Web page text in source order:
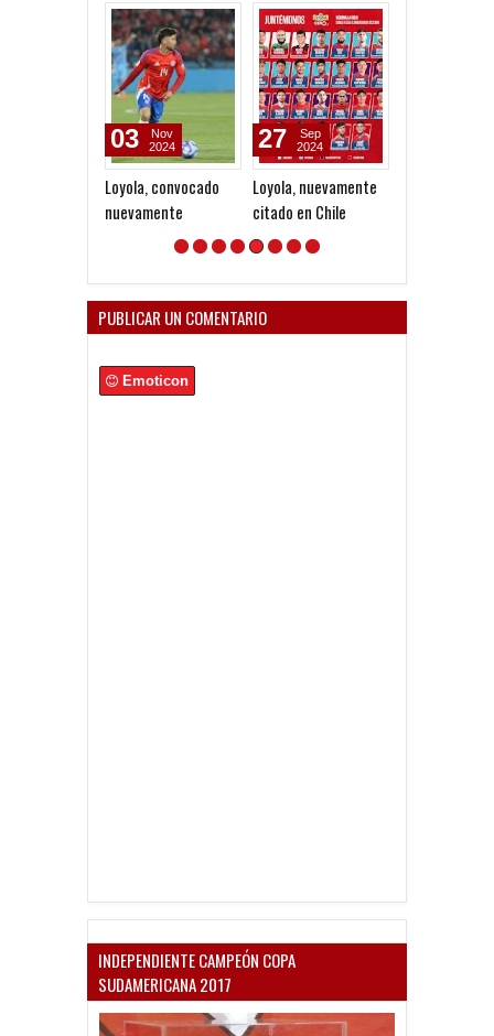
Loyola, convocado
nuevamente
03
Nov
2024
Loyola, nuevamente
citado en Chile
27
Sep
2024
PUBLICAR UN COMENTARIO
Emoticon
INDEPENDIENTE CAMPEÓN COPA
SUDAMERICANA 2017